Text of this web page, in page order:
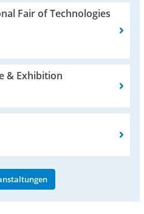
Fair of Technologies
& Exhibition